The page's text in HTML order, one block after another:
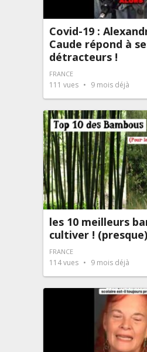
Covid-19 :
Caude répond à
détracteurs !
FRANCE
111 vues 9 mois déjà
les 10 meilleurs
cultiver ! (presque)
FRANCE
114vues 9 mois déjà